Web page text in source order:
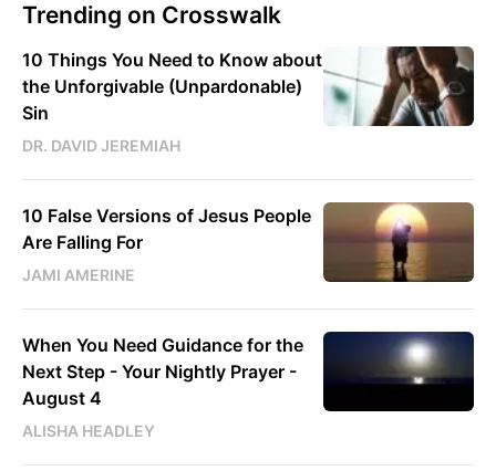
Trending on Crosswalk
10 Things You Need to Know about
the Unforgivable (Unpardonable)
Sin
DR. DAVID JEREMIAH
10 False Versions of Jesus People
Are Falling For
JAMI AMERINE
When You Need Guidance for the
Next Step - Your Nightly Prayer -
August 4
ALISHA HEADLEY